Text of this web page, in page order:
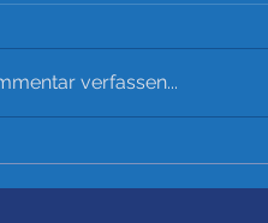
verfassen...